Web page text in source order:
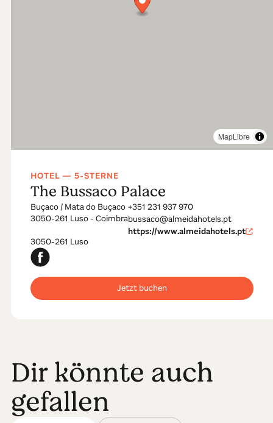
HOTEL — 5-STERNE
The Bussaco Palace
Buçaco / Mata do Buçaco
3050-261 Luso - Coimbra
3050-261 Luso
+351 231 937 970
bussaco@almeidahotels.pt
https://www.almeidahotels.pt
Jetzt buchen
MapLibre
Dir könnte auch
gefallen